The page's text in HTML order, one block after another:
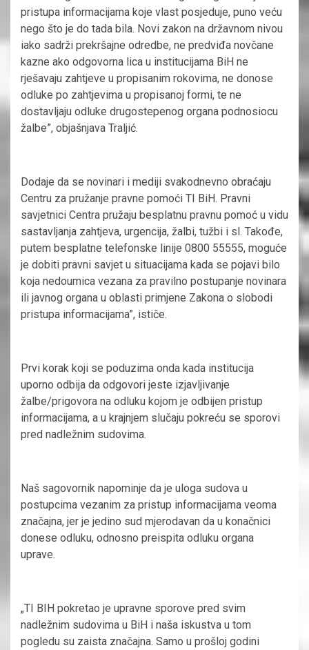
pristupa informacijama koje vlast posjeduje, puno veću
nego što je do tada bila. Novi zakon na državnom nivou
iako sadrži prekršajne odredbe, ne predviđa novčane
kazne ako odgovorna lica u institucijama BiH ne
rješavaju zahtjeve u propisanim rokovima, ne donose
odluke po zahtjevima u propisanoj formi, te ne
dostavljaju odluke drugostepenog organa podnosiocu
žalbe”, objašnjava Traljić.
Dodaje da se novinari i mediji svakodnevno obraćaju
Centru za pružanje pravne pomoći TI BiH. Pravni
savjetnici Centra pružaju besplatnu pravnu pomoć u vidu
sastavljanja zahtjeva, urgencija, žalbi, tužbi i sl. Takođe,
putem besplatne telefonske linije 0800 55555, moguće
je dobiti pravni savjet u situacijama kada se pojavi bilo
koja nedoumica vezana za pravilno postupanje novinara
ili javnog organa u oblasti primjene Zakona o slobodi
pristupa informacijama”, ističe.
Prvi korak koji se poduzima onda kada institucija
uporno odbija da odgovori jeste izjavljivanje
žalbe/prigovora na odluku kojom je odbijen pristup
informacijama, a u krajnjem slučaju pokreću se sporovi
pred nadležnim sudovima.
Naš sagovornik napominje da je uloga sudova u
postupcima vezanim za pristup informacijama veoma
značajna, jer je jedino sud mjerodavan da u konačnici
donese odluku, odnosno preispita odluku organa
uprave.
„TI BIH pokretao je upravne sporove pred svim
nadležnim sudovima u BiH i naša iskustva u tom
pogledu su zaista značajna. Samo u prošloj godini